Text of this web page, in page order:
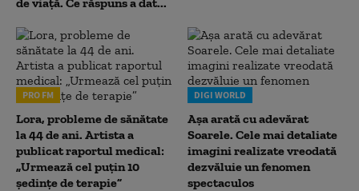
PRO FM
Lora, probleme de sănătate
la 44 de ani. Artista a
publicat raportul medical:
„Urmează cel puțin 10
ședințe de terapie”
DIGI WORLD
Așa arată cu adevărat
Soarele. Cele mai detaliate
imagini realizate vreodată
dezvăluie un fenomen
spectaculos